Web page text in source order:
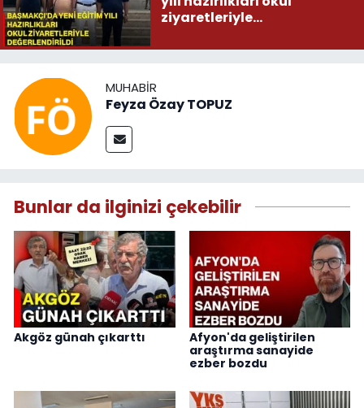
ziyaretleriyle
MUHABIR
Feyza Özay TOPUZ
Bunlar da ilginizi çekebilir
Akgöz günah çıkarttı
Afyon'da geliştirilen
araştırma sanayide
ezber bozdu